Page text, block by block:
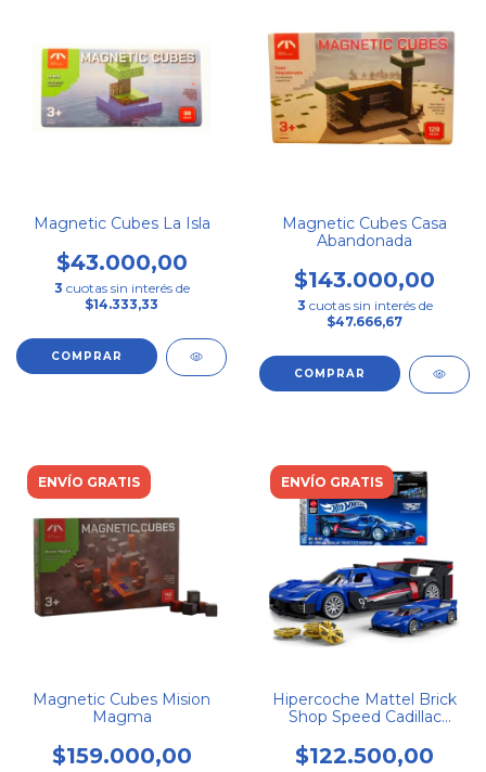
Magnetic Cubes La Isla
$43.000,00
3 cuotas sin interés de
$14.333,33
Magnetic Cubes Casa
Abandonada
$143.000,00
3 cuotas sin interés de
$47.666,67
ENVÍO GRATIS
Magnetic Cubes Mision
Magma
$159.000,00
ENVÍO GRATIS
Hipercoche Mattel Brick
Shop Speed Cadillac
$122.500,00